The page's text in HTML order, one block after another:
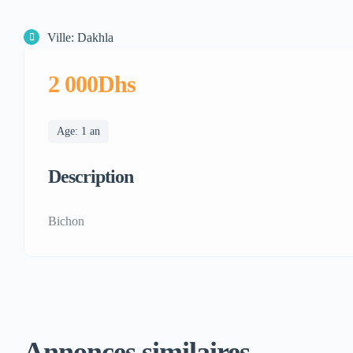
Ville: Dakhla
2 000Dhs
Age: 1 an
Description
Bichon